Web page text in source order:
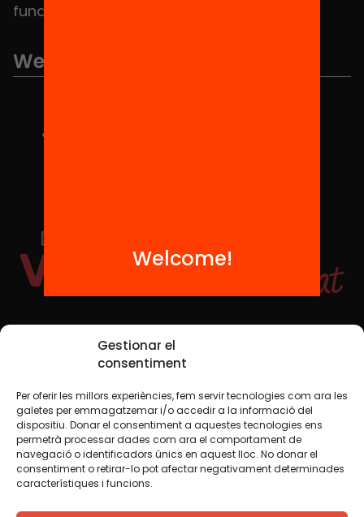
Gestionar el
consentiment
Per oferir les millors experiències, fem servir tecnologies com ara les
galetes per emmagatzemar i/o accedir a la informació del
dispositiu. Donar el consentiment a aquestes tecnologies ens
permetrà processar dades com ara el comportament de
navegació o identificadors únics en aquest lloc. No donar el
consentiment o retirar-lo pot afectar negativament determinades
característiques i funcions.
fundacio@equitat.org
We are part of...
Social Media
TW YTB IG FB IN
Legal NoticeCookie Policy
Welcome!